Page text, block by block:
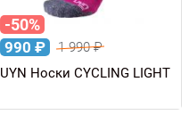
-50%
990 ₽ 1 990₽
UYN Носки CYCLING LIGHT